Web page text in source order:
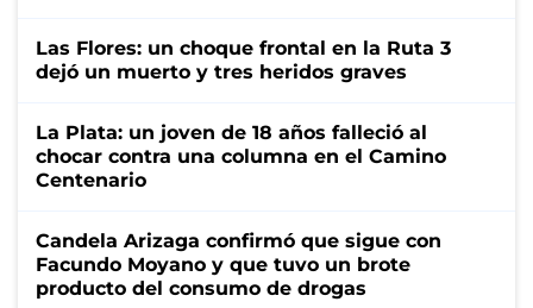
Las Flores: un choque frontal en la Ruta 3
dejó un muerto y tres heridos graves
La Plata: un joven de 18 años falleció al
chocar contra una columna en el Camino
Centenario
Candela Arizaga confirmó que sigue con
Facundo Moyano y que tuvo un brote
producto del consumo de drogas